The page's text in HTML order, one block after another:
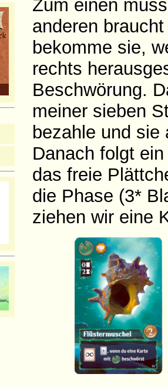
Zum einen
anderen
bekomme sie,
rechts
Beschwörung.
meiner sieben
bezahle und sie
Danach folgt
das freie
die Phase (3*
ziehen wir eine